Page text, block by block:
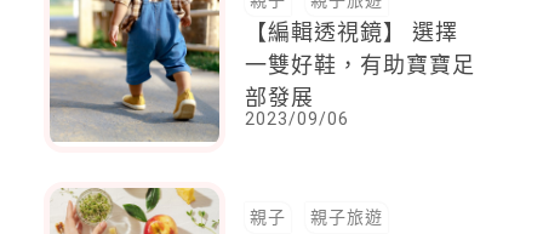
【編輯透視鏡】 選擇
一雙好鞋，有助寶寶足
部發展
2023/09/06
親子 親子旅遊